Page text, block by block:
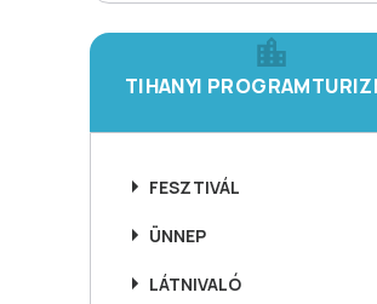
TIHANYI
FESZTIVÁL
ÜNNEP
LÁTNIVALÓ